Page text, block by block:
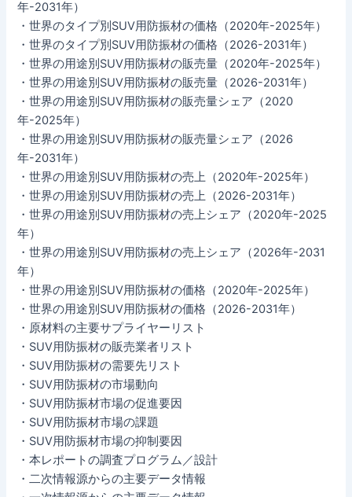
年-2031年）
・世界のタイプ別SUV用防振材の価格（2020年-2025年）
・世界のタイプ別SUV用防振材の価格（2026-2031年）
・世界の用途別SUV用防振材の販売量（2020年-2025年）
・世界の用途別SUV用防振材の販売量（2026-2031年）
・世界の用途別SUV用防振材の販売量シェア（2020
年-2025年）
・世界の用途別SUV用防振材の販売量シェア（2026
年-2031年）
・世界の用途別SUV用防振材の売上（2020年-2025年）
・世界の用途別SUV用防振材の売上（2026-2031年）
・世界の用途別SUV用防振材の売上シェア（2020年-2025
年）
・世界の用途別SUV用防振材の売上シェア（2026年-2031
年）
・世界の用途別SUV用防振材の価格（2020年-2025年）
・世界の用途別SUV用防振材の価格（2026-2031年）
・原材料の主要サプライヤーリスト
・SUV用防振材の販売業者リスト
・SUV用防振材の需要先リスト
・SUV用防振材の市場動向
・SUV用防振材市場の促進要因
・SUV用防振材市場の課題
・SUV用防振材市場の抑制要因
・本レポートの調査プログラム／設計
・二次情報源からの主要データ情報